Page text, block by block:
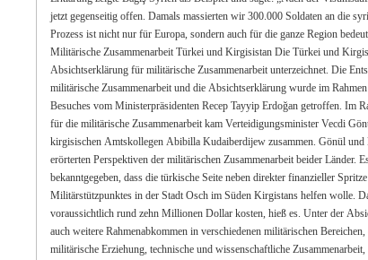
jetzt gegenseitig offen. Damals massierten wir 300.000 Soldaten an die syrische Grenze. Der EU-
Prozess ist nicht nur für Europa, sondern auch für die ganze Region bedeutend.“ (Cumhuriyet)
Militärische Zusammenarbeit Türkei und Kirgisistan Die Türkei und Kirgisistan haben eine
Absichtserklärung für militärische Zusammenarbeit unterzeichnet. Die Entscheidung für die
militärische Zusammenarbeit und die Absichtserklärung wurde im Rahmen des Kirgisistan-
Besuches vom Ministerpräsidenten Recep Tayyip Erdoğan getroffen. Im Rahmen der Kontakte
für die militärische Zusammenarbeit kam Verteidigungsminister Vecdi Gönül mit seinem
kirgisischen Amtskollegen Abibilla Kudaiberdijew zusammen. Gönül und Kudaiberdijew
erörterten Perspektiven der militärischen Zusammenarbeit beider Länder. Es wurde auch
bekanntgegeben, dass die türkische Seite neben direkter finanzieller Spritze auch beim Bau eines
Militärstützpunktes in der Stadt Osch im Süden Kirgistans helfen wolle. Das Bauprojekt wird
voraussichtlich rund zehn Millionen Dollar kosten, hieß es. Unter der Absichtserklärung werden
auch weitere Rahmenabkommen in verschiedenen militärischen Bereichen, einschließend
militärische Erziehung, technische und wissenschaftliche Zusammenarbeit, fortgeführt. (Türkiye)